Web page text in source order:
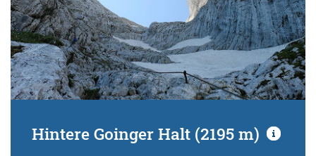
Hintere Goinger Halt (2195 m)